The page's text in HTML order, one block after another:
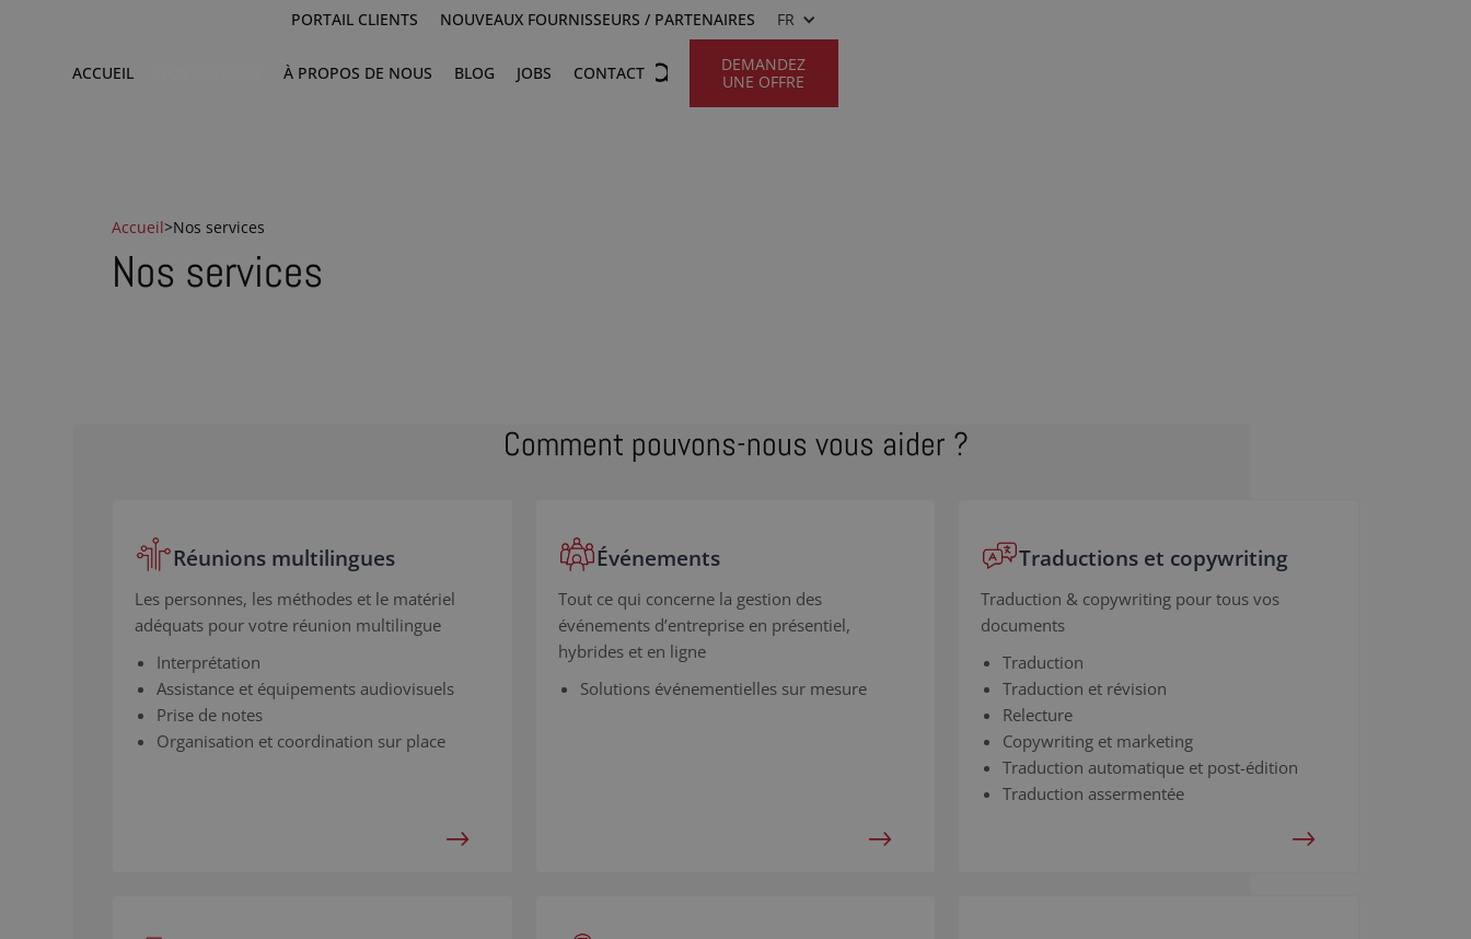
PORTAIL CLIENTS NOUVEAUX FOURNISSEURS / PARTENAIRES FR
ACCUEIL À PROPOS DE NOUS BLOG JOBS CONTACT
DEMANDEZ
UNE OFFRE
Accueil>Nos services
Nos services
Comment pouvons-nous vous aider ?
Réunions multilingues
Les personnes, les méthodes et le matériel
adéquats pour votre réunion multilingue
Interprétation
Assistance et équipements audiovisuels
Prise de notes
Organisation et coordination sur place
Événements
Tout ce qui concerne la gestion des
événements d’entreprise en présentiel,
hybrides et en ligne
Solutions événementielles sur mesure
Traductions et copywriting
Traduction & copywriting pour tous vos
documents
Traduction
Traduction et révision
Relecture
Copywriting et marketing
Traduction automatique et post-édition
Traduction assermentée